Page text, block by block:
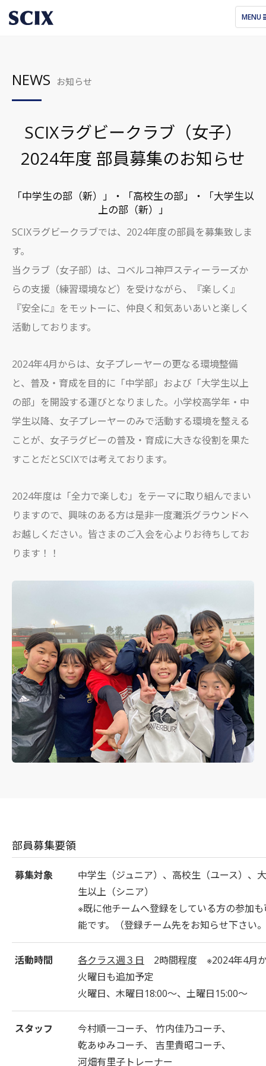
MENU
NEWS お知らせ
SCIXラグビークラブ（女子）
2024年度 部員募集のお知らせ
「中学生の部（新）」・「高校生の部」・「大学生以
上の部（新）」
SCIXラグビークラブでは、2024年度の部員を募集致しま
す。
当クラブ（女子部）は、コベルコ神戸スティーラーズか
らの支援（練習環境など）を受けながら、『楽しく』
『安全に』をモットーに、仲良く和気あいあいと楽しく
活動しております。
2024年4月からは、女子プレーヤーの更なる環境整備
と、普及・育成を目的に「中学部」および「大学生以上
の部」を開設する運びとなりました。小学校高学年・中
学生以降、女子プレーヤーのみで活動する環境を整える
ことが、女子ラグビーの普及・育成に大きな役割を果た
すことだとSCIXでは考えております。
2024年度は「全力で楽しむ」をテーマに取り組んでまい
りますので、興味のある方は是非一度灘浜グラウンドへ
お越しください。皆さまのご入会を心よりお待ちしてお
ります！！
部員募集要領
募集対象
中学生（ジュニア）、高校生（ユース）、
生以上（シニア）
※既に他チームへ登録をしている方の参加も
能です。（登録チーム先をお知らせ下さい
活動時間 各クラス週３日 2時間程度 ※2024年4月
火曜日も追加予定
火曜日、木曜日18:00～、土曜日15:00～
スタッフ 今村順一コーチ、
竹内佳乃コーチ、
乾あゆみコーチ、
吉里貴昭コーチ、
河畑有里子トレーナー